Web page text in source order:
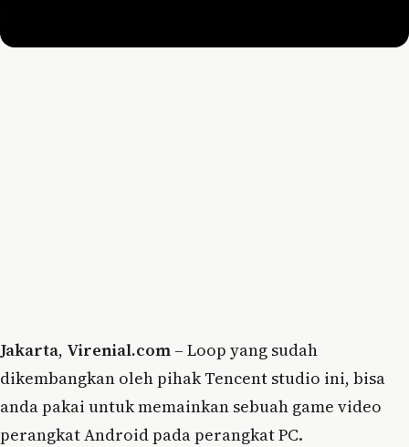
Jakarta, Virenial.com – Loop yang sudah
dikembangkan oleh pihak Tencent studio ini, bisa
anda pakai untuk memainkan sebuah game video
perangkat Android pada perangkat PC.